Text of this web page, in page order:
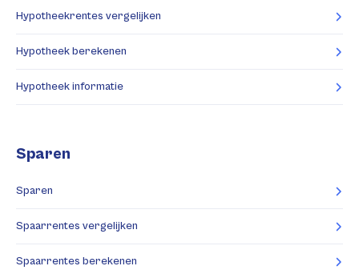
Hypotheekrentes vergelijken
Hypotheek berekenen
Hypotheek informatie
Sparen
Sparen
Spaarrentes vergelijken
Spaarrentes berekenen